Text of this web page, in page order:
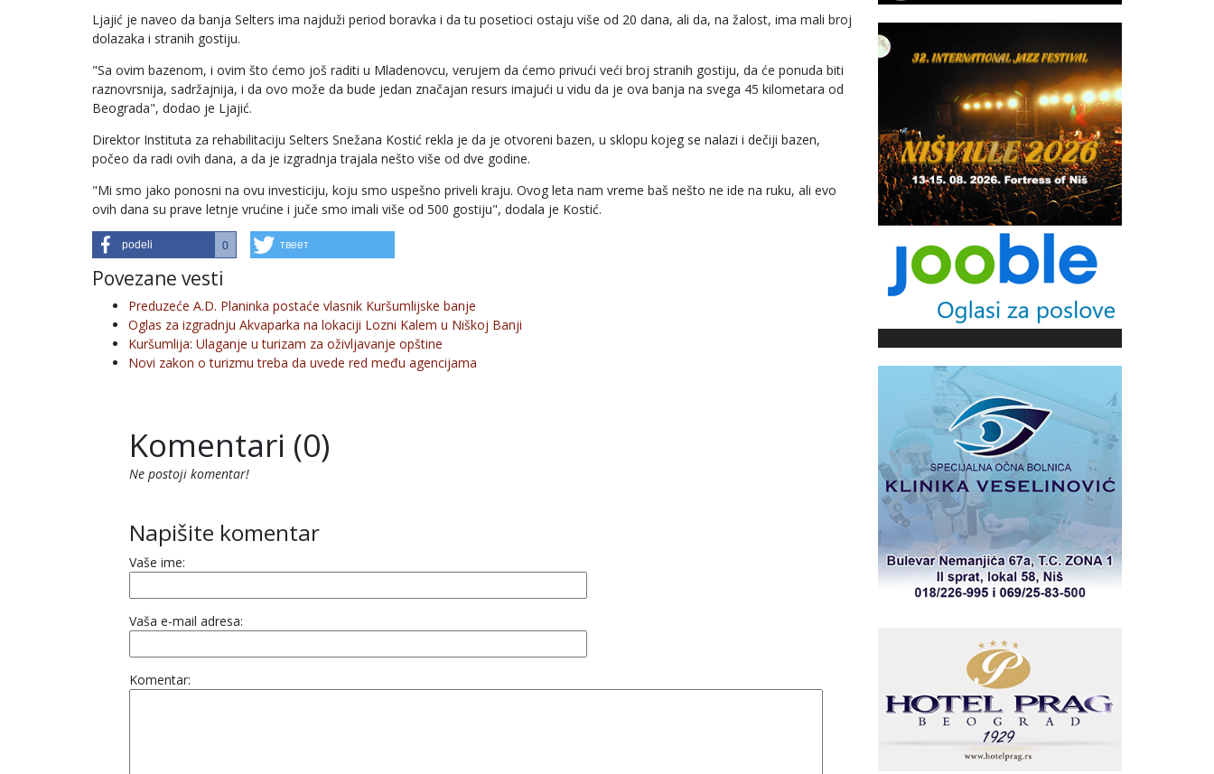
Ljajić je naveo da banja Selters ima najduži period boravka i da tu posetioci ostaju više od 20 dana, ali da, na žalost, ima mali broj
dolazaka i stranih gostiju.
"Sa ovim bazenom, i ovim što ćemo još raditi u Mladenovcu, verujem da ćemo privući veći broj stranih gostiju, da će ponuda biti
raznovrsnija, sadržajnija, i da ovo može da bude jedan značajan resurs imajući u vidu da je ova banja na svega 45 kilometara od
Beograda", dodao je Ljajić.
Direktor Instituta za rehabilitaciju Selters Snežana Kostić rekla je da je otvoreni bazen, u sklopu kojeg se nalazi i dečiji bazen,
počeo da radi ovih dana, a da je izgradnja trajala nešto više od dve godine.
"Mi smo jako ponosni na ovu investiciju, koju smo uspešno priveli kraju. Ovog leta nam vreme baš nešto ne ide na ruku, ali evo
ovih dana su prave letnje vrućine i juče smo imali više od 500 gostiju", dodala je Kostić.
podeli 0 твеет
Povezane vesti
Preduzeće A.D. Planinka postaće vlasnik Kuršumlijske banje
Oglas za izgradnju Akvaparka na lokaciji Lozni Kalem u Niškoj Banji
Kuršumlija: Ulaganje u turizam za oživljavanje opštine
Novi zakon o turizmu treba da uvede red među agencijama
Komentari (0)
Ne postoji komentar!
Napišite komentar
Vaše ime:
Vaša e-mail adresa:
Komentar: